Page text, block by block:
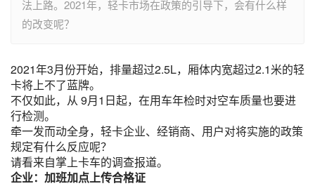
法上路。2021年，轻卡市场在政策的引导下，会有什么样
的改变呢？
2021年3月份开始，排量超过2.5L，厢体内宽超过2.1米的轻
卡将上不了蓝牌。
不仅如此，从 9月1日起，在用车年检时对空车质量也要进
行检测。
牵一发而动全身，轻卡企业、经销商、用户对将实施的政策
规定有什么反应呢？
请看来自掌上卡车的调查报道。
企业：加班加点上传合格证